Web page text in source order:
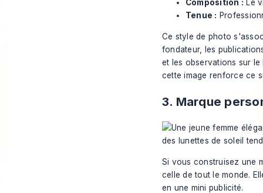
Composition : Le
Tenue :
Ce style de photo
fondateur, les
et les observations sur
cette image renforce ce
3. Marque
Si vous construisez une
celle de tout le monde.
en une mini publicité.